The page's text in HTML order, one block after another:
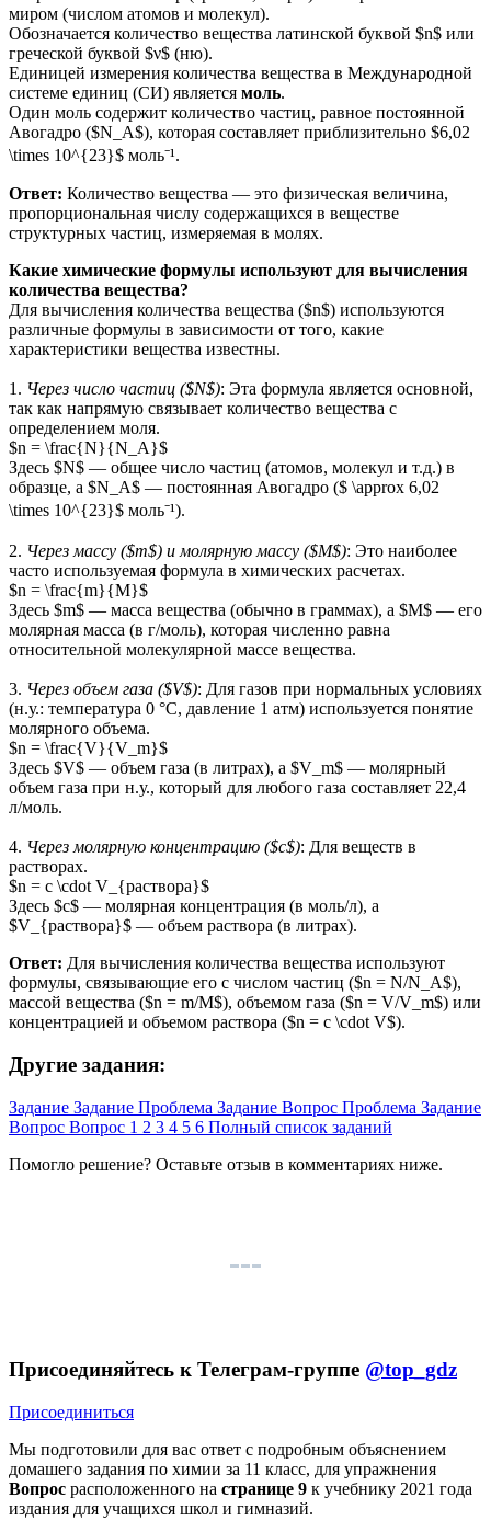
миром (числом атомов и молекул).
Обозначается количество вещества латинской буквой $n$ или
греческой буквой $ν$ (ню).
Единицей измерения количества вещества в Международной
системе единиц (СИ) является моль.
Один моль содержит количество частиц, равное постоянной
Авогадро ($N_A$), которая составляет приблизительно $6,02
\times 10^{23}$ моль⁻¹.
Ответ: Количество вещества — это физическая величина,
пропорциональная числу содержащихся в веществе
структурных частиц, измеряемая в молях.
Какие химические формулы используют для вычисления
количества вещества?
Для вычисления количества вещества ($n$) используются
различные формулы в зависимости от того, какие
характеристики вещества известны.
1. Через число частиц ($N$): Эта формула является основной,
так как напрямую связывает количество вещества с
определением моля.
$n = \frac{N}{N_A}$
Здесь $N$ — общее число частиц (атомов, молекул и т.д.) в
образце, а $N_A$ — постоянная Авогадро ($ \approx 6,02
\times 10^{23}$ моль⁻¹).
2. Через массу ($m$) и молярную массу ($M$): Это наиболее
часто используемая формула в химических расчетах.
$n = \frac{m}{M}$
Здесь $m$ — масса вещества (обычно в граммах), а $M$ — его
молярная масса (в г/моль), которая численно равна
относительной молекулярной массе вещества.
3. Через объем газа ($V$): Для газов при нормальных условиях
(н.у.: температура 0 °C, давление 1 атм) используется понятие
молярного объема.
$n = \frac{V}{V_m}$
Здесь $V$ — объем газа (в литрах), а $V_m$ — молярный
объем газа при н.у., который для любого газа составляет 22,4
л/моль.
4. Через молярную концентрацию ($c$): Для веществ в
растворах.
$n = c \cdot V_{раствора}$
Здесь $c$ — молярная концентрация (в моль/л), а
$V_{раствора}$ — объем раствора (в литрах).
Ответ: Для вычисления количества вещества используют
формулы, связывающие его с числом частиц ($n = N/N_A$),
массой вещества ($n = m/M$), объемом газа ($n = V/V_m$) или
концентрацией и объемом раствора ($n = c \cdot V$).
Другие задания:
Задание Задание Проблема Задание Вопрос Проблема Задание
Вопрос Вопрос 1 2 3 4 5 6 Полный список заданий
Помогло решение? Оставьте отзыв в комментариях ниже.
Присоединяйтесь к Телеграм-группе @top_gdz
Присоединиться
Мы подготовили для вас ответ c подробным объяснением
домашего задания по химии за 11 класс, для упражнения
Вопрос расположенного на странице 9 к учебнику 2021 года
издания для учащихся школ и гимназий.